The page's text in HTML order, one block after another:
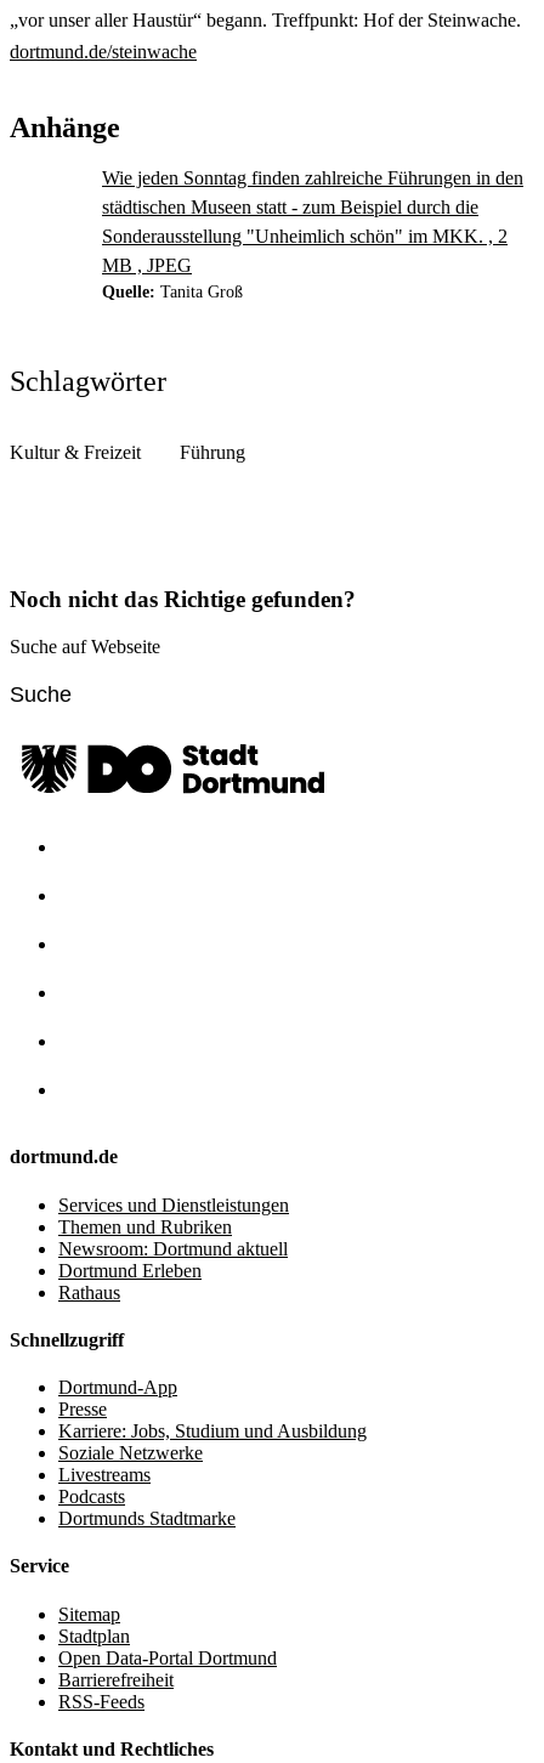
„vor unser aller Haustür“ begann. Treffpunkt: Hof der Steinwache.
dortmund.de/steinwache
Anhänge
Wie jeden Sonntag finden zahlreiche Führungen in den
städtischen Museen statt - zum Beispiel durch die
Sonderausstellung "Unheimlich schön" im MKK. , 2
MB , JPEG
Quelle: Tanita Groß
Schlagwörter
Kultur & Freizeit Führung
Noch nicht das Richtige gefunden?
Suche auf Webseite
dortmund.de
Services und Dienstleistungen
Themen und Rubriken
Newsroom: Dortmund aktuell
Dortmund Erleben
Rathaus
Schnellzugriff
Dortmund-App
Presse
Karriere: Jobs, Studium und Ausbildung
Soziale Netzwerke
Livestreams
Podcasts
Dortmunds Stadtmarke
Service
Sitemap
Stadtplan
Open Data-Portal Dortmund
Barrierefreiheit
RSS-Feeds
Kontakt und Rechtliches